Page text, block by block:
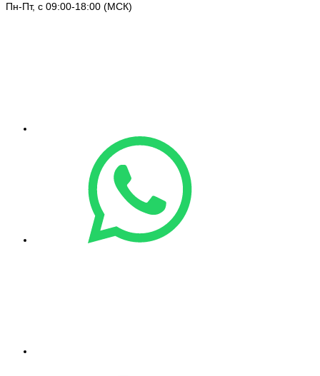
Пн-Пт, с 09:00-18:00 (МСК)